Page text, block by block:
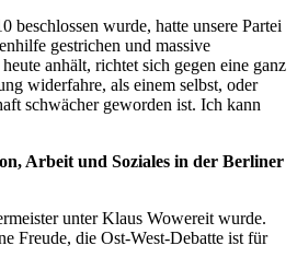
wurde, hatte unsere Partei
gestrichen und massive
anhält, richtet sich gegen eine ganz
widerfahre, als einem selbst, oder
schwächer geworden ist. Ich kann
Arbeit und Soziales in der Berliner
unter Klaus Wowereit wurde.
Freude, die Ost-West-Debatte ist für